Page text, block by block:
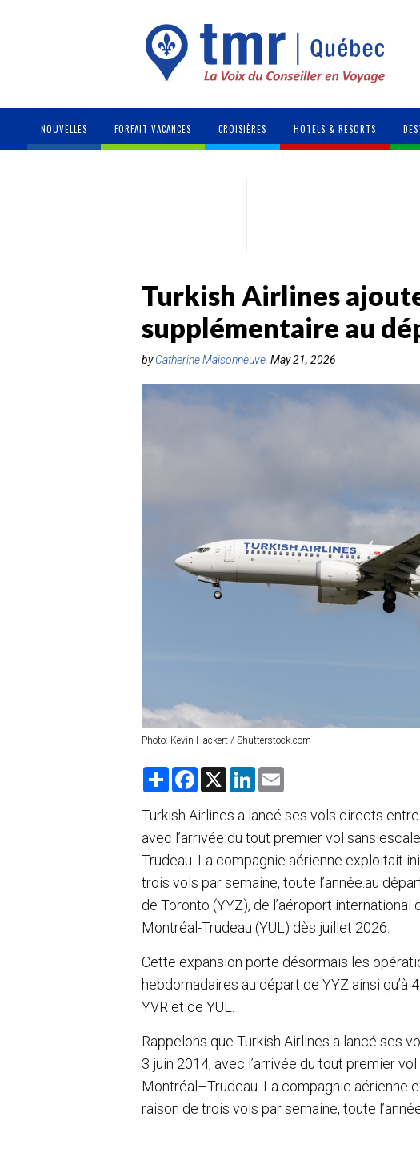
NOUVELLES FORFAIT VACANCES CROISIÈRES HOTELS & RESORTS
Turkish Airlines
supplémentaire au
byCatherine Maisonneuve May 21, 2026
Photo: Kevin Hackert / Shutterstock.com
S
r
e
F
e
b
o
k
X
L
k
e
d
n
i
l
Turkish Airlines a lancé ses vols directs
avec l’arrivée du tout premier vol sans
Trudeau. La compagnie aérienne exploitait
trois vols par semaine, toute l’année.au
de Toronto (YYZ), de l’aéroport international
Montréal-Trudeau (YUL) dès juillet 2026.
Cette expansion porte désormais les
hebdomadaires au départ de YYZ ainsi qu’à
YVR et de YUL.
Rappelons que Turkish Airlines a lancé ses
3 juin 2014, avec l’arrivée du tout premier
Montréal–Trudeau. La compagnie aérienne
raison de trois vols par semaine, toute